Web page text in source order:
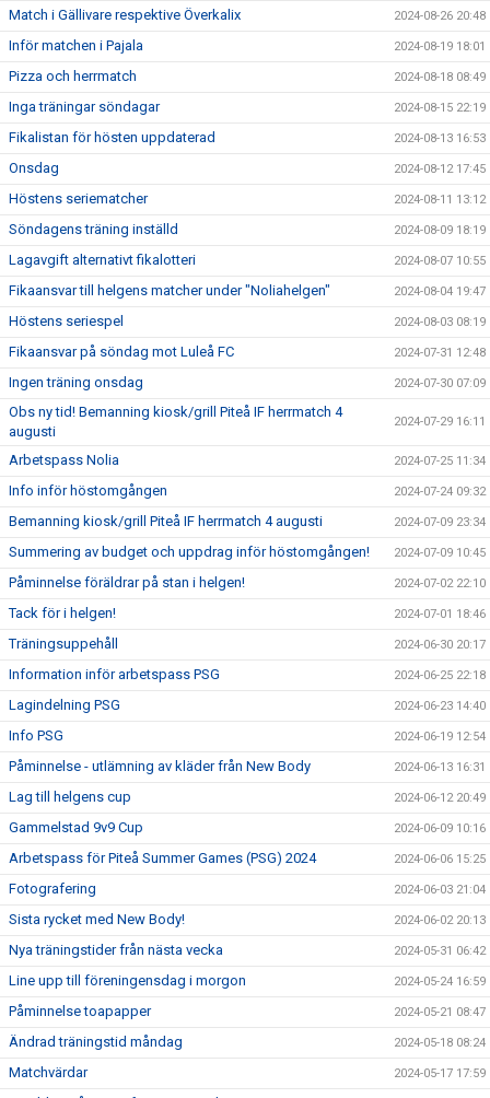
Match i Gällivare respektive Överkalix 2024-08-26 20:48
Inför matchen i Pajala 2024-08-19 18:01
Pizza och herrmatch 2024-08-18 08:49
Inga träningar söndagar 2024-08-15 22:19
Fikalistan för hösten uppdaterad 2024-08-13 16:53
Onsdag 2024-08-12 17:45
Höstens seriematcher 2024-08-11 13:12
Söndagens träning inställd 2024-08-09 18:19
Lagavgift alternativt fikalotteri 2024-08-07 10:55
Fikaansvar till helgens matcher under "Noliahelgen" 2024-08-04 19:47
Höstens seriespel 2024-08-03 08:19
Fikaansvar på söndag mot Luleå FC 2024-07-31 12:48
Ingen träning onsdag 2024-07-30 07:09
Obs ny tid! Bemanning kiosk/grill Piteå IF herrmatch 4
augusti
2024-07-29 16:11
Arbetspass Nolia 2024-07-25 11:34
Info inför höstomgången 2024-07-24 09:32
Bemanning kiosk/grill Piteå IF herrmatch 4 augusti 2024-07-09 23:34
Summering av budget och uppdrag inför höstomgången! 2024-07-09 10:45
Påminnelse föräldrar på stan i helgen! 2024-07-02 22:10
Tack för i helgen! 2024-07-01 18:46
Träningsuppehåll 2024-06-30 20:17
Information inför arbetspass PSG 2024-06-25 22:18
Lagindelning PSG 2024-06-23 14:40
Info PSG 2024-06-19 12:54
Påminnelse - utlämning av kläder från New Body 2024-06-13 16:31
Lag till helgens cup 2024-06-12 20:49
Gammelstad 9v9 Cup 2024-06-09 10:16
Arbetspass för Piteå Summer Games (PSG) 2024 2024-06-06 15:25
Fotografering 2024-06-03 21:04
Sista rycket med New Body! 2024-06-02 20:13
Nya träningstider från nästa vecka 2024-05-31 06:42
Line upp till föreningensdag i morgon 2024-05-24 16:59
Påminnelse toapapper 2024-05-21 08:47
Ändrad träningstid måndag 2024-05-18 08:24
Matchvärdar 2024-05-17 17:59